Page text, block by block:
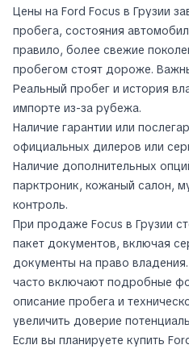
Цены на Ford Focus в Грузии
пробега, состояния
правило, более свежие
пробегом стоят дороже.
Реальный пробег и история
импорте из-за рубежа.
Наличие гарантии или
официальных дилеров или
Наличие дополнительных
парктроник, кожаный салон,
контроль.
При продаже Focus в Грузии
пакет документов, включая
документы на право
часто включают подробные
описание пробега и
увеличить доверие
Если вы планируете купить